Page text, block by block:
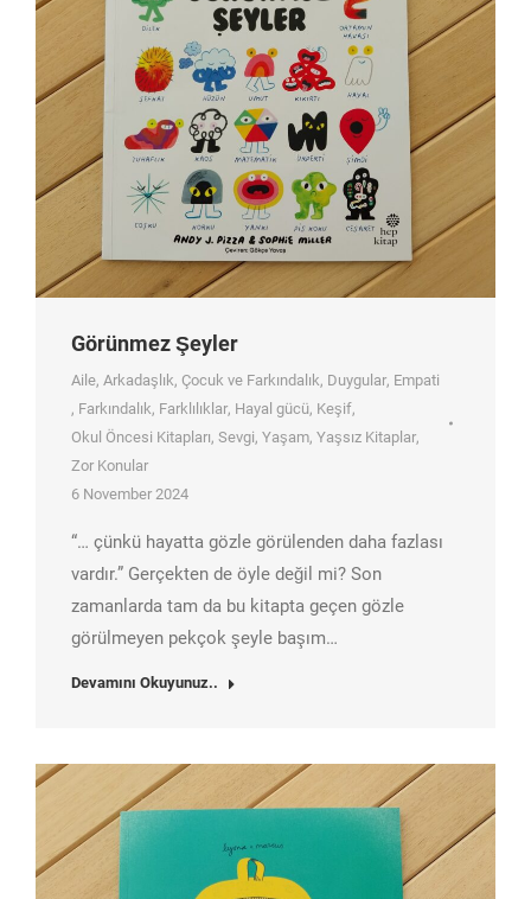
Görünmez Şeyler
Aile, Arkadaşlık, Çocuk ve Farkındalık, Duygular, Empati
, Farkındalık, Farklılıklar, Hayal gücü, Keşif,
Okul Öncesi Kitapları, Sevgi, Yaşam, Yaşsız Kitaplar,
Zor Konular
6 November 2024
“… çünkü hayatta gözle görülenden daha fazlası
vardır.” Gerçekten de öyle değil mi? Son
zamanlarda tam da bu kitapta geçen gözle
görülmeyen pekçok şeyle başım…
Devamını Okuyunuz..